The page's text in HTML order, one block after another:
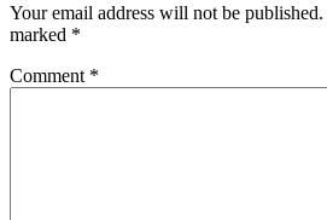
Your email address will not be published.
marked *
Comment *